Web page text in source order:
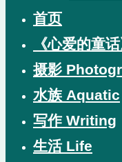
首页
《心爱的童
摄影
水族 Aquatic
写作 Writing
生活 Life